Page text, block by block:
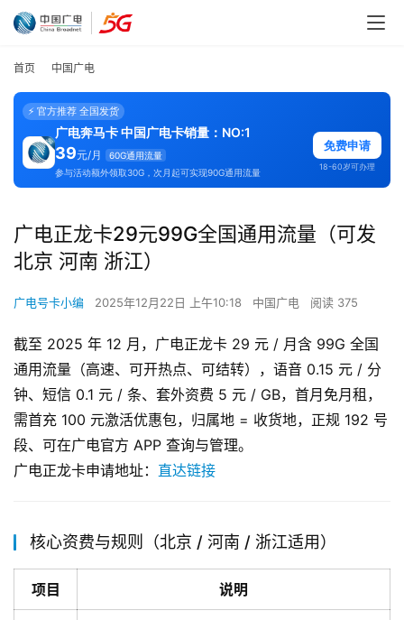
首页 中国广电
⚡ 官方推荐 全国发货
广电奔马卡 中国广电卡销量：NO:1
39元/月
60G通用流量
参与活动额外领取30G，次月起可实现90G通用流量
免费申请
18-60岁可办理
广电正龙卡29元99G全国通用流量（可发
北京 河南 浙江）
广电号卡小编 2025年12月22日 上午10:18 中国广电 阅读 375
截至 2025 年 12 月，广电正龙卡 29 元 / 月含 99G 全国
通用流量（高速、可开热点、可结转），语音 0.15 元 / 分
钟、短信 0.1 元 / 条、套外资费 5 元 / GB，首月免月租，
需首充 100 元激活优惠包，归属地 = 收货地，正规 192 号
段、可在广电官方 APP 查询与管理。
广电正龙卡申请地址： 直达链接
核心资费与规则（北京 / 河南 / 浙江适用）
项目 说明